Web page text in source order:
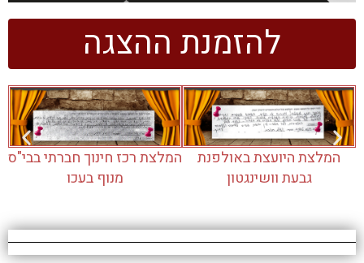
להזמנת ההצגה
המלצת רכז חינוך חברתי בבי"ס
מנוף בעכו
המלצת היועצת באולפנת
גבעת וושינגטון